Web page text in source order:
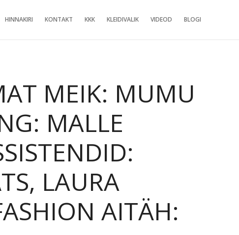
HINNAKIRI KONTAKT KKK KLEIDIVALIK VIDEOD BLOGI
MEIK: MUMU
MALLE
LAURA
AITÄH: